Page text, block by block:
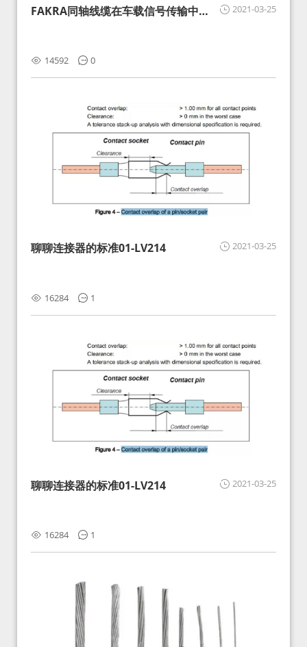
2021-03-25
FAKRA同轴线缆在车载信号传输中的
14592 0
2021-03-25
聊聊连接器的标准01-LV214
16284 1
2021-03-25
聊聊连接器的标准01-LV214
16284 1